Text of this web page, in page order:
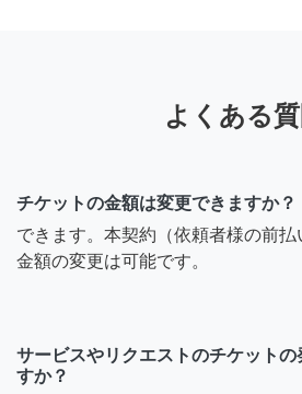
よくある
チケットの金額は変更できますか？
できます。本契約（依頼者様の前払
金額の変更は可能です。
サービスやリクエストのチケットの
すか？